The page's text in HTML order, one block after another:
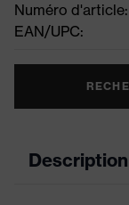
Numéro d'article:
EAN/UPC:
Description